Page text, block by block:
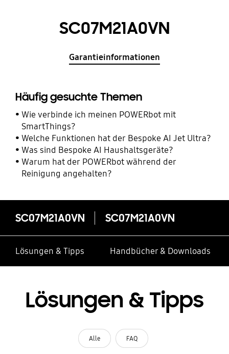
SC07M21A0VN
Garantieinformationen
Häufig gesuchte Themen
Wie verbinde ich meinen POWERbot mit
SmartThings?
Welche Funktionen hat der Bespoke AI Jet Ultra?
Was sind Bespoke AI Haushaltsgeräte?
Warum hat der POWERbot während der
Reinigung angehalten?
SC07M21A0VN SC07M21A0VN
Lösungen & Tipps Handbücher & Downloads
Lösungen & Tipps
Alle FAQ